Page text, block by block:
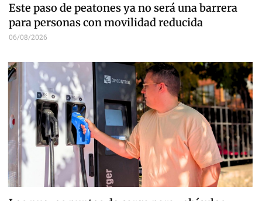
Este paso de peatones ya no será una barrera
para personas con movilidad reducida
06/08/2026